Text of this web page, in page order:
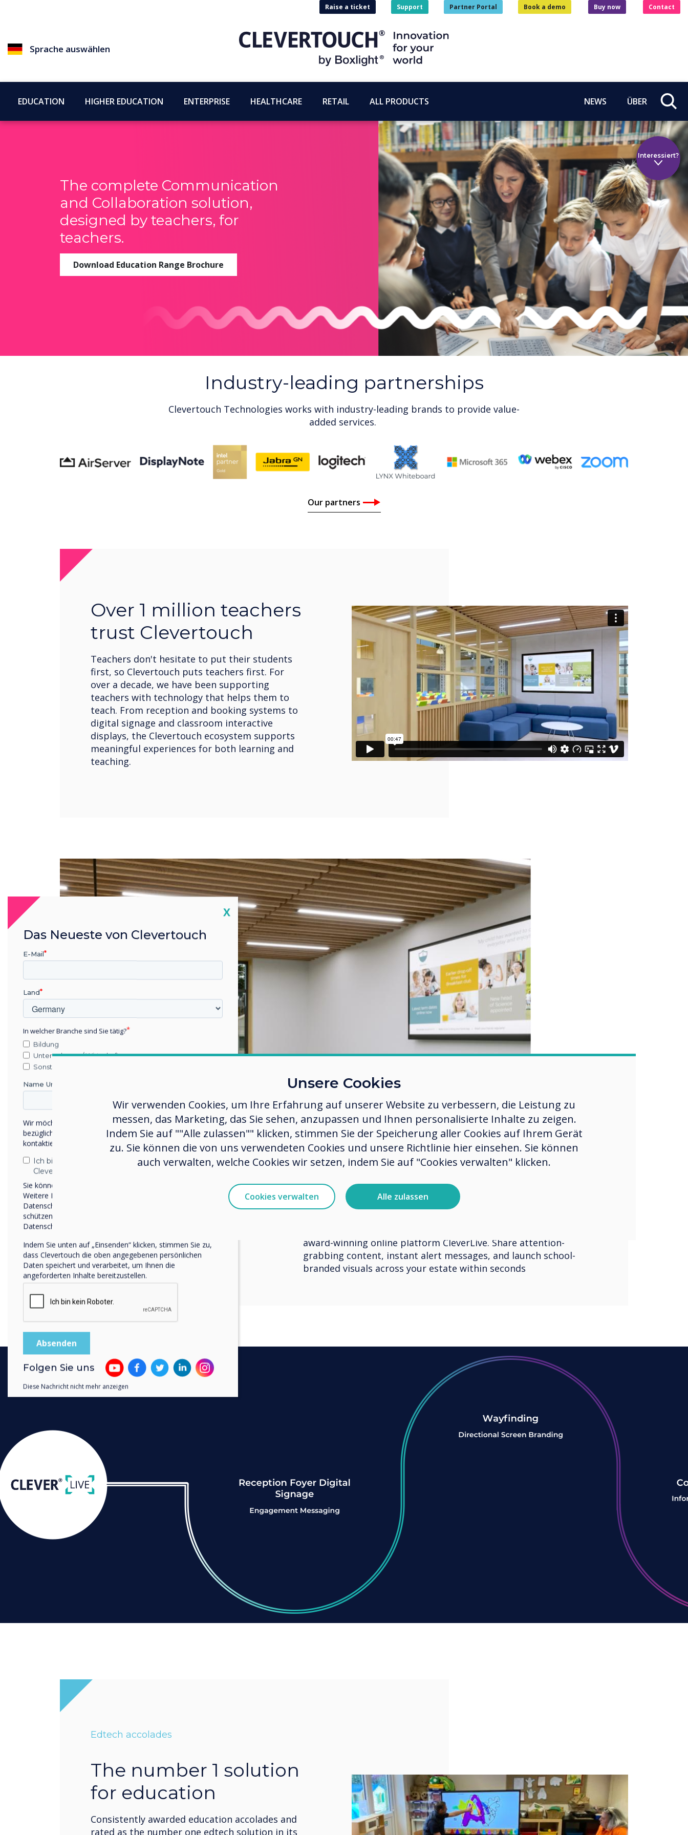
Sprache auswählen
Raise a ticket Support Partner Portal Book a demo Buy now Contact
EDUCATION HIGHER EDUCATION ENTERPRISE HEALTHCARE RETAIL ALL PRODUCTS NEWS ÜBER
The complete Communication
and Collaboration solution,
designed by teachers, for
teachers.
Download Education Range Brochure
Industry-leading partnerships
Clevertouch Technologies works with industry-leading brands to provide value-
added services.
Our partners
Over 1 million teachers
trust Clevertouch
Teachers don't hesitate to put their students
first, so Clevertouch puts teachers first. For
over a decade, we have been supporting
teachers with technology that helps them to
teach. From reception and booking systems to
digital signage and classroom interactive
displays, the Clevertouch ecosystem supports
meaningful experiences for both learning and
teaching.
Take control of your
technology
award-winning online platform CleverLive. Share attention-
grabbing content, instant alert messages, and launch school-
branded visuals across your estate within seconds
Edtech accolades
The number 1 solution
for education
Consistently awarded education accolades and
rated as the number one edtech solution in its
Interessiert?
Unsere Cookies
Wir verwenden Cookies, um Ihre Erfahrung auf unserer Website zu verbessern, die Leistung zu
messen, das Marketing, das Sie sehen, anzupassen und Ihnen personalisierte Inhalte zu zeigen.
Indem Sie auf ""Alle zulassen"" klicken, stimmen Sie der Speicherung aller Cookies auf Ihrem Gerät
zu. Sie können die von uns verwendeten Cookies und unsere Richtlinie hier einsehen. Sie können
auch verwalten, welche Cookies wir setzen, indem Sie auf "Cookies verwalten" klicken.
Cookies verwalten Alle zulassen
Close
X
Das Neueste von Clevertouch
E-Mail
Land
In welcher Branche sind Sie tätig?
Bildung
Unternehmen / Wirtschaft
Sonstiges
Name Unternehmen/Einrichtung
Wir möchten Sie gerne per E-Mail, Telefon oder Post
bezüglich unserer Produkte und Dienstleistungen
kontaktieren.
Ich bin damit einverstanden, Mitteilungen von
Clevertouch zu erhalten.
Sie können diese Benachrichtigungen jederzeit abbestellen.
Weitere Informationen zum Abbestellen, zu unseren
Datenschutzverfahren und dazu, wie wir Ihre Privatsphäre
schützen und respektieren, finden Sie in unserer
Datenschutzrichtlinie.
Indem Sie unten auf „Einsenden“ klicken, stimmen Sie zu,
dass Clevertouch die oben angegebenen persönlichen
Daten speichert und verarbeitet, um Ihnen die
angeforderten Inhalte bereitzustellen.
Folgen Sie uns
Diese Nachricht nicht mehr anzeigen